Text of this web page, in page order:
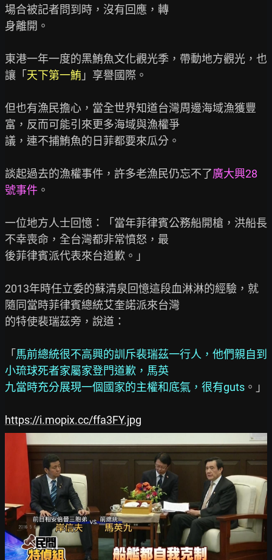
場合被記者問到時，沒有回應，轉
身離開。
東港一年一度的黑鮪魚文化觀光季，帶動地方觀光，也
讓「天下第一鮪 」享譽國際。
但也有漁民擔心，當全世界知道台灣周邊海域漁獲豐
富，反而可能引來更多海域與漁權爭
議，連不捕鮪魚的日菲都要來瓜分。
談起過去的漁權事件，許多老漁民仍忘不了廣大興28
號事件 。
一位地方人士回憶：「當年菲律賓公務船開槍，洪船長
不幸喪命，全台灣都非常憤怒，最
後菲律賓派代表來台道歉。」
2013年時任立委的蘇清泉回憶這段血淋淋的經驗，就
隨同當時菲律賓總統艾奎諾派來台灣
的特使裴瑞茲旁，說道：
「馬前總統很不高興的訓斥裴瑞茲一行人，他們親自到
小琉球死者家屬家登門道歉，馬英
九當時充分展現一個國家的主權和底氣，很有guts 。」
https://i.mopix.cc/ffa3FY.jpg